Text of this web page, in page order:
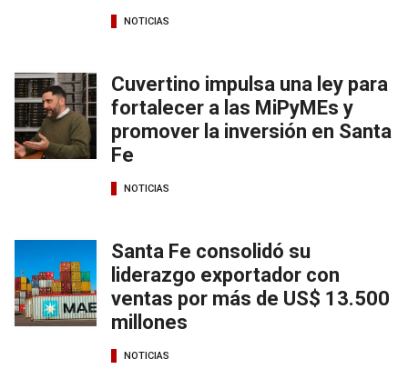
NOTICIAS
Cuvertino impulsa una ley para
fortalecer a las MiPyMEs y
promover la inversión en Santa
Fe
NOTICIAS
Santa Fe consolidó su
liderazgo exportador con
ventas por más de US$ 13.500
millones
NOTICIAS